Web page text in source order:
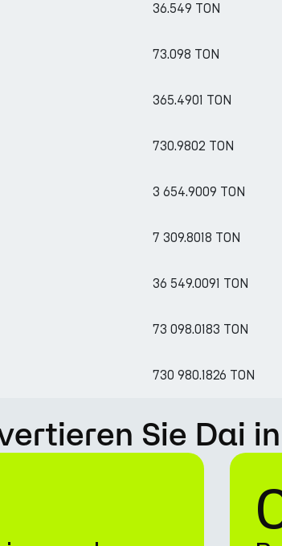
36.549 TON
73.098 TON
365.4901 TON
730.9802 TON
3 654.9009 TON
7 309.8018 TON
36 549.0091 TON
73 098.0183 TON
730 980.1826 TON
Sie Dai